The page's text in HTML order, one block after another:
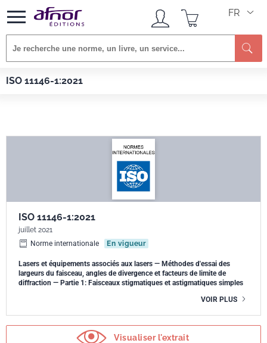
FR
ISO 11146-1:2021
Afnor EDITIONS Normes
ISO 11146-1:2021
juillet 2021
Norme internationale
En vigueur
Lasers et équipements associés aux lasers — Méthodes d'essai des
largeurs du faisceau, angles de divergence et facteurs de limite de
diffraction — Partie 1: Faisceaux stigmatiques et astigmatiques simples
VOIR PLUS
Visualiser l'extrait